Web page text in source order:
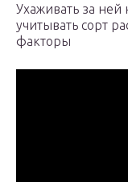
Ухаживать за
учитывать сорт
факторы